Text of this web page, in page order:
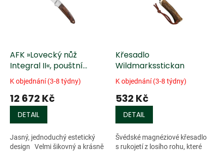
dAFK »Lovecký nůž
Integral II«, pouštní
železné dřevo
K objednání (3-8 týdny)
12 672 Kč
DETAIL
Jasný, jednoduchý estetický
design Velmi šikovný a krásně
Křesadlo
Wildmarksstickan
K objednání (3-8 týdny)
532 Kč
DETAIL
Švédské magnéziové křesadlo
s rukojetí z losího rohu, které